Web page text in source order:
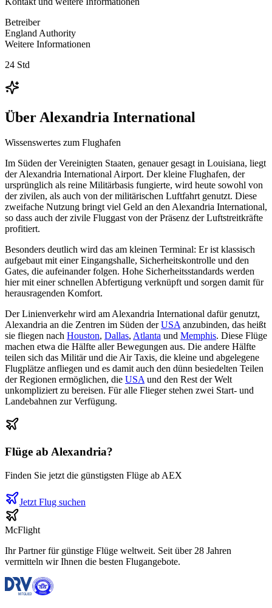
Betreiber
England Authority
Weitere Informationen
24 Std
Über Alexandria International
Wissenswertes zum Flughafen
Im Süden der Vereinigten Staaten, genauer gesagt in Louisiana, liegt
der Alexandria International Airport. Der kleine Flughafen, der
ursprünglich als reine Militärbasis fungierte, wird heute sowohl von
der zivilen, als auch von der militärischen Luftfahrt genutzt. Diese
zweifache Nutzung bringt viel Geld an den Alexandria International,
so dass auch der zivile Fluggast von der Präsenz der Luftstreitkräfte
profitiert.
Besonders deutlich wird das am kleinen Terminal: Er ist klassisch
aufgebaut mit einer Eingangshalle, Sicherheitskontrolle und den
Gates, die aufeinander folgen. Hohe Sicherheitsstandards werden
hier mit einer schnellen Abfertigung verknüpft und sorgen damit für
herausragenden Komfort.
Der Linienverkehr wird am Alexandria International dafür genutzt,
Alexandria an die Zentren im Süden derUSAanzubinden, das heißt
sie fliegen nach Houston, Dallas, Atlanta und Memphis. Diese Flüge
machen etwa die Hälfte aller Bewegungen aus. Die andere Hälfte
teilen sich das Militär und die Air Taxis, die kleine und abgelegene
Flugplätze anfliegen und es damit auch den dünn besiedelten Teilen
der Regionen ermöglichen, die USAund den Rest der Welt
unkompliziert zu bereisen. Für alle Flieger stehen zwei Start- und
Landebahnen zur Verfügung.
Flüge ab Alexandria?
Finden Sie jetzt die günstigsten Flüge ab AEX
Jetzt Flug suchen
McFlight
Ihr Partner für günstige Flüge weltweit. Seit über 28 Jahren
vermitteln wir Ihnen die besten Flugangebote.